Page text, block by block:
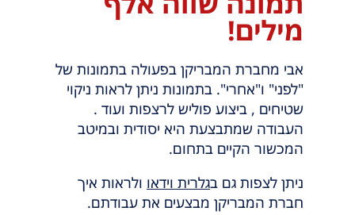
מילים!
אבי מחברת המבריקן בפעולה בתמונות של
"לפני" ו"אחרי". בתמונות ניתן לראות ניקוי
שטיחים , ביצוע פוליש לרצפות ועוד .
העבודה שמתבצעת היא יסודית ובמיטב
המכשור הקיים בתחום.
ניתן לצפות גם בגלרית וידאו ולראות איך
חברת המבריקן מבצעים את עבודתם.